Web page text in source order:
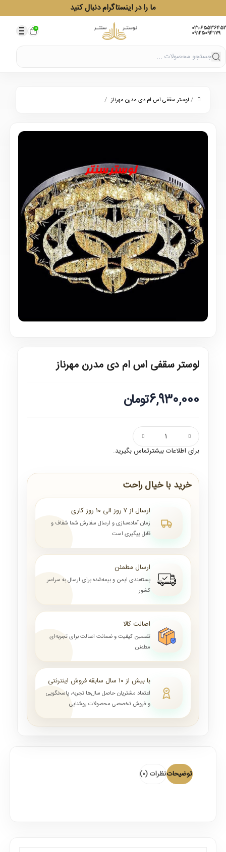
ما را در اینستاگرام دنبال کنید
021-65536452
09125094179
0
/ لوستر سقفی اس ام دی مدرن مهرناز /
لوستر سقفی اس ام دی مدرن مهرناز
6,930,000تومان
برای اطلاعات بیشترتماس بگیرید.
خرید با خیال راحت
ارسال از ۷ روز الی ۱۰ روز کاری
زمان آماده‌سازی و ارسال سفارش شما شفاف و
قابل پیگیری است
ارسال مطمئن
بسته‌بندی ایمن و بیمه‌شده برای ارسال به سراسر
کشور
اصالت کالا
تضمین کیفیت و ضمانت اصالت برای تجربه‌ای
مطمئن
با بیش از ۱۰ سال سابقه فروش اینترنتی
اعتماد مشتریان حاصل سال‌ها تجربه، پاسخگویی
و فروش تخصصی محصولات روشنایی
توضیحاتنظرات (0)